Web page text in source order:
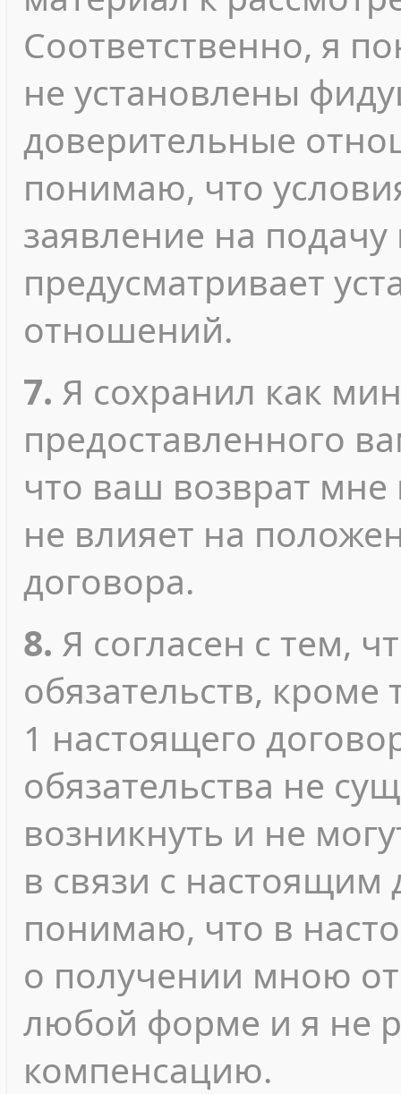
Соответственно, я
не установлены
доверительные
понимаю, что
заявление на
предусматривает
отношений.
7. Я сохранил как
предоставленного
что ваш возврат
не влияет на
договора.
8. Я согласен с тем,
обязательств, кроме
1 настоящего
обязательства не
возникнуть и не
в связи с настоящим
понимаю, что в
о получении мною
любой форме и я не
компенсацию.